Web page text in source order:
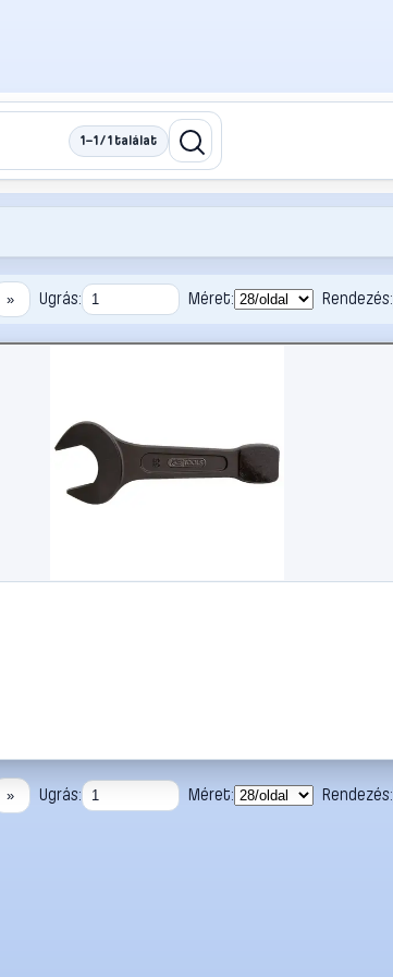
1–1 / 1 találat
» Ugrás: Méret: Rendezés:
» Ugrás: Méret: Rendezés: